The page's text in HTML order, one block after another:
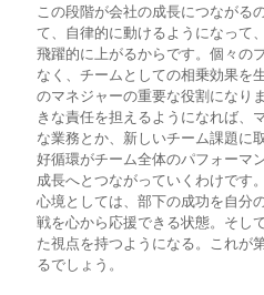
この段階が会社の成長につながる
て、自律的に動けるようになって
飛躍的に上がるからです。個々の
なく、チームとしての相乗効果を
のマネジャーの重要な役割になり
きな責任を担えるようになれば、
な業務とか、新しいチーム課題に
好循環がチーム全体のパフォーマ
成長へとつながっていくわけです。
心境としては、部下の成功を自分
戦を心から応援できる状態。そし
た視点を持つようになる。これが
るでしょう。